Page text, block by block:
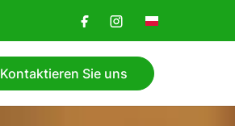
Kontaktieren Sie uns